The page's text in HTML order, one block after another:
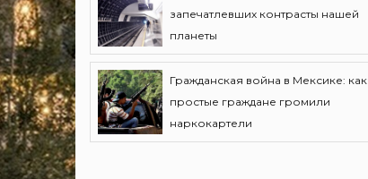
запечатлевших контрасты нашей
планеты
Гражданская война в Мексике: как
простые граждане громили
наркокартели